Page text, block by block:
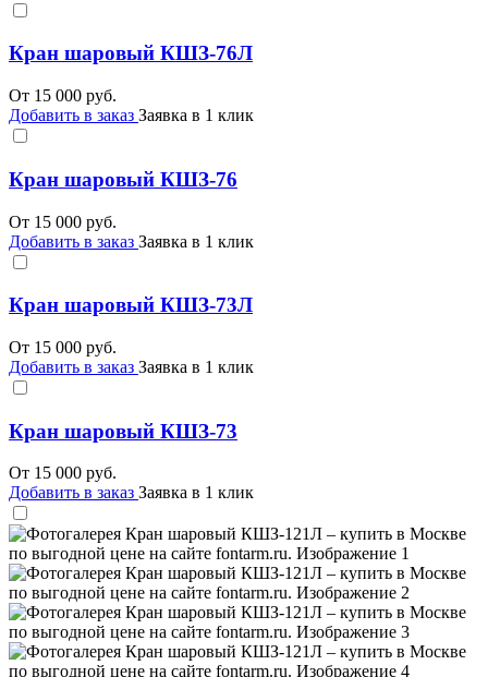
Кран шаровый КШЗ-76Л
От 15 000 руб.
Добавить в заказ Заявка в 1 клик
Кран шаровый КШЗ-76
От 15 000 руб.
Добавить в заказ Заявка в 1 клик
Кран шаровый КШЗ-73Л
От 15 000 руб.
Добавить в заказ Заявка в 1 клик
Кран шаровый КШЗ-73
От 15 000 руб.
Добавить в заказ Заявка в 1 клик